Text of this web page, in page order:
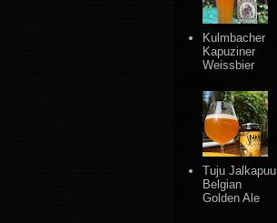
Kulmbacher
Kapuziner
Weissbier
Tuju Jalkapuu
Belgian
Golden Ale